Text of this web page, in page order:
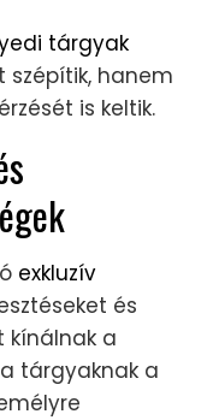
tárgyak
hanem
is keltik.
exkluzív
és
kínálnak a
tárgyaknak a